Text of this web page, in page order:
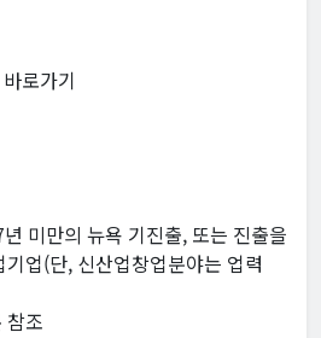
로가기
미만의 뉴욕 기진출, 또는 진출을
업(단, 신산업창업분야는 업력
참조